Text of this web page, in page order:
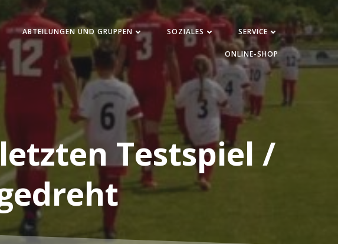
ABTEILUNGEN UND GRUPPEN SOZIALES SERVICE
ONLINE-SHOP
Testspiel /